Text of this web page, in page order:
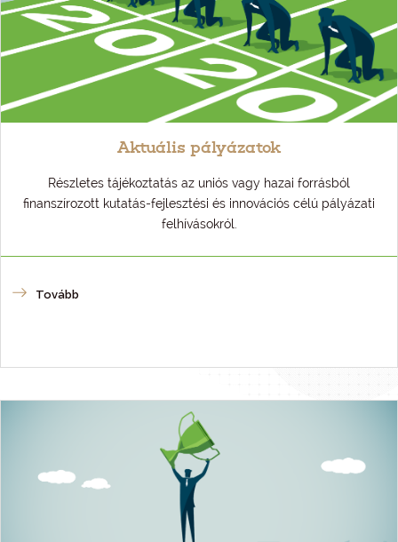
Aktuális pályázatok
Részletes tájékoztatás az uniós vagy hazai forrásból
finanszírozott kutatás-fejlesztési és innovációs célú pályázati
felhívásokról.
Tovább